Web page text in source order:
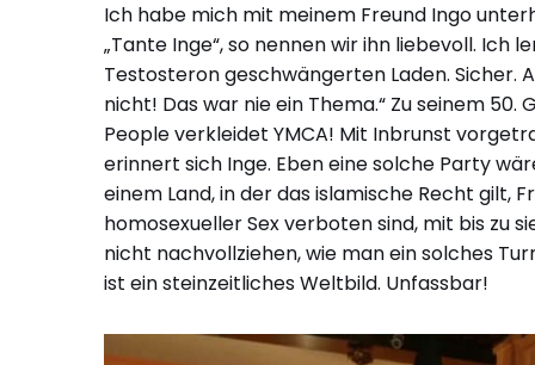
Ich habe mich mit meinem Freund Ingo
„Tante Inge“, so nennen wir ihn liebevoll. Ich
Testosteron geschwängerten Laden. Sicher.
nicht! Das war nie ein Thema.“ Zu seinem
People verkleidet YMCA! Mit Inbrunst
erinnert sich Inge. Eben eine solche Party
einem Land, in der das islamische Recht
homosexueller Sex verboten sind, mit bis zu
nicht nachvollziehen, wie man ein solches
ist ein steinzeitliches Weltbild. Unfassbar!